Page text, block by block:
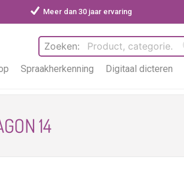
Meer dan 30 jaar ervaring
Zoeken:
Spraakherkenning Digitaal dicteren
14